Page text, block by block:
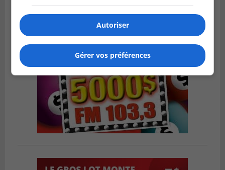
Autoriser
Gérer vos préférences